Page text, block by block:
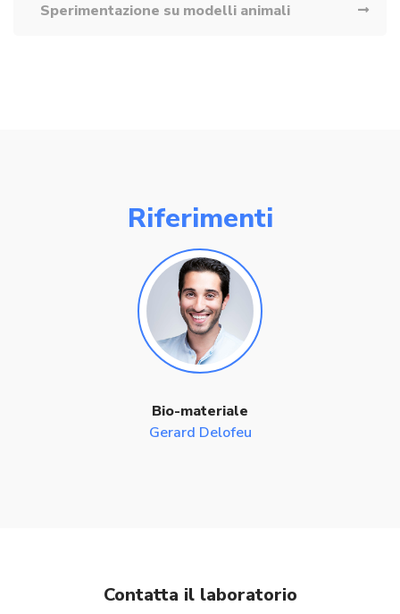
Sperimentazione su modelli animali
Riferimenti
Bio-materiale
Gerard Delofeu
Contatta il laboratorio